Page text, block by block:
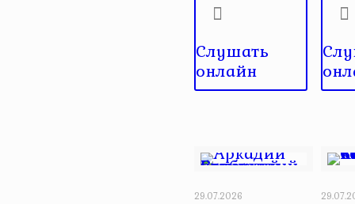
Слушать
онлайн
29.07.2026